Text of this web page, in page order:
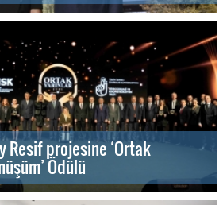
Resif projesine ‘Ortak
Ödülü